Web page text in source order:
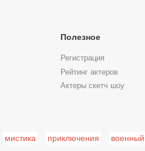
Полезное
Регистрация
Рейтинг актеров
Актеры скетч шоу
мистика приключения военный